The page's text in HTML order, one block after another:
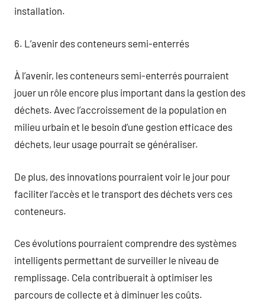
installation.
6. L’avenir des conteneurs semi-enterrés
À l’avenir, les conteneurs semi-enterrés pourraient
jouer un rôle encore plus important dans la gestion des
déchets. Avec l’accroissement de la population en
milieu urbain et le besoin d’une gestion efficace des
déchets, leur usage pourrait se généraliser.
De plus, des innovations pourraient voir le jour pour
faciliter l’accès et le transport des déchets vers ces
conteneurs.
Ces évolutions pourraient comprendre des systèmes
intelligents permettant de surveiller le niveau de
remplissage. Cela contribuerait à optimiser les
parcours de collecte et à diminuer les coûts.